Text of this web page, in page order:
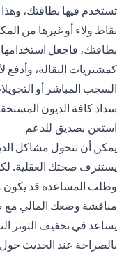
تستخدم فيها بطاقتك،
نقاط ولاء أو غيرها من
بطاقتك، فاجعل
كمشتريات البقالة،
السحب المباشر أو
سداد كافة الديون
استعن بصديق للدعم
يمكن أن تتحول مشاكل
يستنزف صحتك العقلية.
وطلب المساعدة قد يكون
مناقشة وضعك المالي مع
يساعد في تخفيف التوتر
بالصراحة عند الحديث